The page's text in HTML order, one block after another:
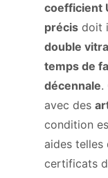
coefficient
précis doit
double
temps de
décennale.
avec des
condition
aides telles
certificats